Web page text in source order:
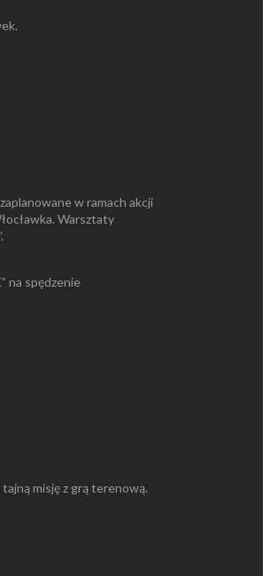
w ramach akcji
Warsztaty
na spędzenie
misję z grą terenową.